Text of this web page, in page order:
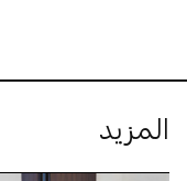
المزيد